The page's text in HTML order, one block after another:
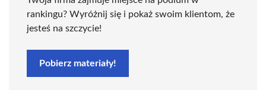
rankingu? Wyróżnij się i pokaż swoim klientom, że
jesteś na szczycie!
Pobierz materiały!